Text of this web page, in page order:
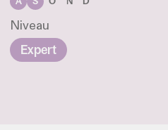
Niveau
Expert